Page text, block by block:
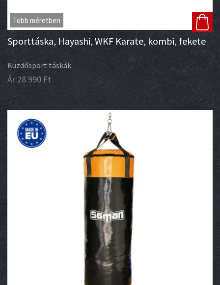
Több méretben
Sporttáska, Hayashi, WKF Karate, kombi, fekete
Küzdősport táskák
Ár:28 990 Ft